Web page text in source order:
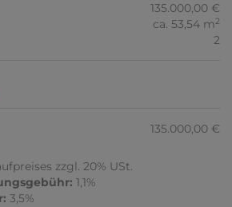
135.000,00 €
ca. 53,54 m2
2
135.000,00 €
zzgl. 20% USt.
1,1%
3,5%